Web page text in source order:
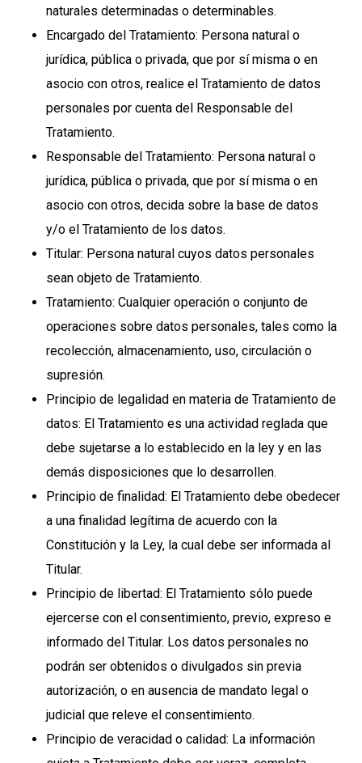
naturales determinadas o determinables.
Encargado del Tratamiento: Persona natural o
jurídica, pública o privada, que por sí misma o en
asocio con otros, realice el Tratamiento de datos
personales por cuenta del Responsable del
Tratamiento.
Responsable del Tratamiento: Persona natural o
jurídica, pública o privada, que por sí misma o en
asocio con otros, decida sobre la base de datos
y/o el Tratamiento de los datos.
Titular: Persona natural cuyos datos personales
sean objeto de Tratamiento.
Tratamiento: Cualquier operación o conjunto de
operaciones sobre datos personales, tales como la
recolección, almacenamiento, uso, circulación o
supresión.
Principio de legalidad en materia de Tratamiento de
datos: El Tratamiento es una actividad reglada que
debe sujetarse a lo establecido en la ley y en las
demás disposiciones que lo desarrollen.
Principio de finalidad: El Tratamiento debe obedecer
a una finalidad legítima de acuerdo con la
Constitución y la Ley, la cual debe ser informada al
Titular.
Principio de libertad: El Tratamiento sólo puede
ejercerse con el consentimiento, previo, expreso e
informado del Titular. Los datos personales no
podrán ser obtenidos o divulgados sin previa
autorización, o en ausencia de mandato legal o
judicial que releve el consentimiento.
Principio de veracidad o calidad: La información